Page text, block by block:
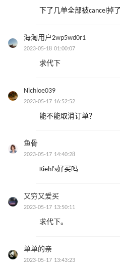
下了几单全部被cancel掉了
海淘用户2wp5wd0r1
2023-05-18 01:00:07
求代下
Nichloe039
2023-05-17 16:52:52
能不能取消订单？
鱼骨
2023-05-17 14:40:28
Kiehl's好买吗
又穷又爱买
2023-05-17 13:50:11
求代下。
单单的亲
2023-05-17 13:43:23